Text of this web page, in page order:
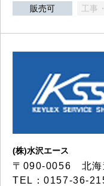
販売可 工事
(株)水沢エース
〒090-0056 北海
TEL：0157-36-